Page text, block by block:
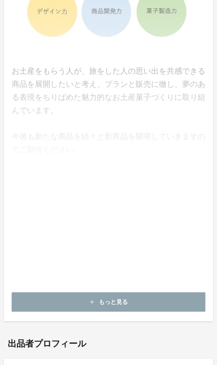
お土産をもらう人が、旅をした人の思い出を共感できる
商品を展開したいと考え、プランと販売に徹し、夢のあ
る表現をちりばめた魅力的なお土産菓子づくりに取り組
んでいます。
今後も新たな商品を続々と新商品を開発していきますの
add もっと見る
出品者プロフィール